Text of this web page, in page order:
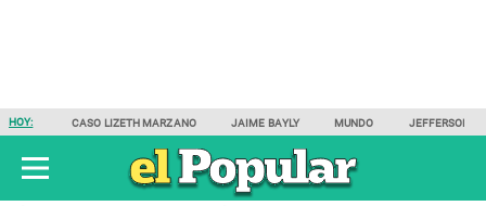
HOY: CASO LIZETH MARZANO JAIME BAYLY MUNDO JEFFERSON